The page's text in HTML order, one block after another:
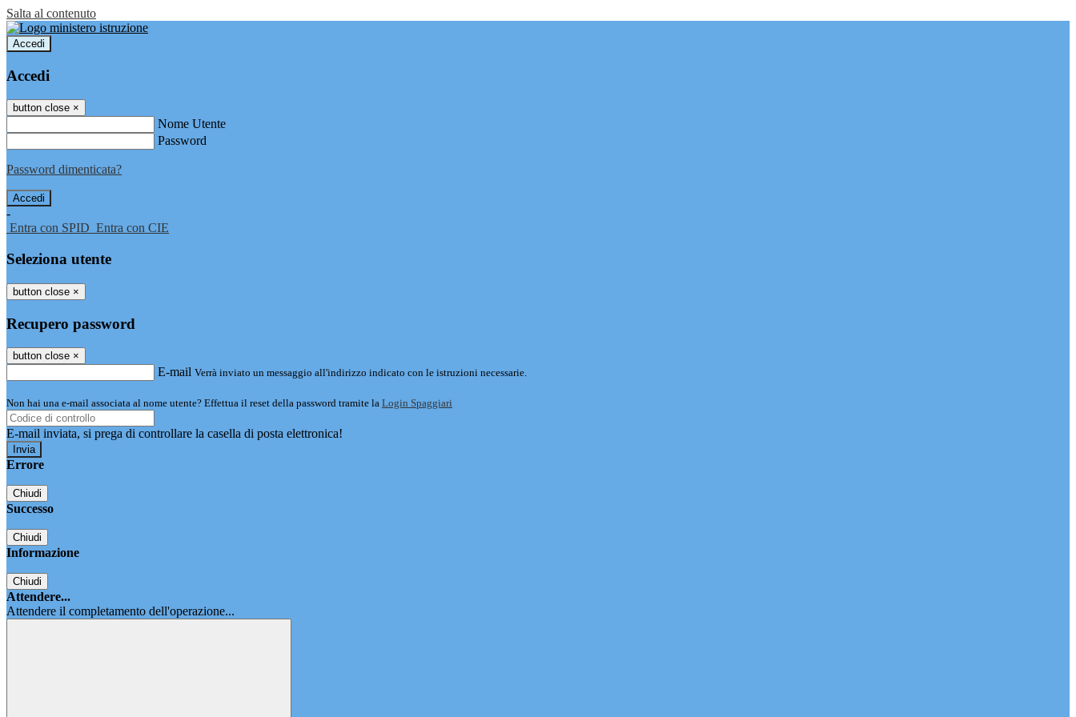
Salta al contenuto
Accedi
Accedi
button close ×
Nome Utente
Password
Password dimenticata?
-
Entra con SPID Entra con CIE
Seleziona utente
button close ×
Recupero password
button close ×
E-mail Verrà inviato un messaggio all'indirizzo indicato con le istruzioni necessarie.
Non hai una e-mail associata al nome utente? Effettua il reset della password tramite la Login Spaggiari
E-mail inviata, si prega di controllare la casella di posta elettronica!
Errore
Chiudi
Successo
Chiudi
Informazione
Chiudi
Attendere...
Attendere il completamento dell'operazione...